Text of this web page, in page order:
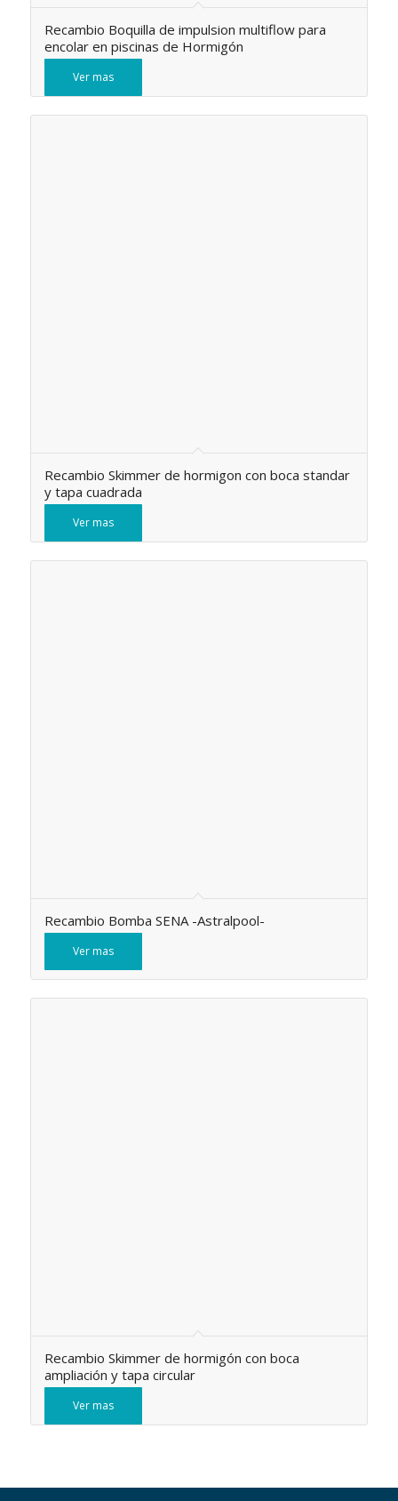
Recambio Boquilla de impulsion multiflow para
encolar en piscinas de Hormigón
Ver mas
Recambio Skimmer de hormigon con boca standar
y tapa cuadrada
Ver mas
Recambio Bomba SENA -Astralpool-
Ver mas
Recambio Skimmer de hormigón con boca
ampliación y tapa circular
Ver mas